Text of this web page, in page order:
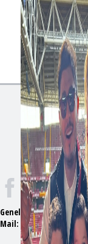
Bir dizi aşkı daha
Erol Köse'nin
Gündem
Genel Yayın Yönetmeni:
Mail: